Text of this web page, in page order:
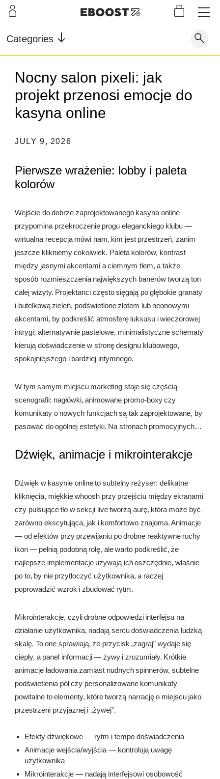
LEARN
Our Story
Testimonials
INFO
Store Locator
Rewards
OUR
Supe
r Fuel
Supe
Powd
er
Pre-
Work
out
Reco
very
Shop
Our Story
Blog
Testimonials
FAQ
STORE LOCATOR
REWARDS
REVIEWS
Categories
Nocny salon pixeli: jak
projekt przenosi emocje do
kasyna online
JULY 9, 2026
Pierwsze wrażenie: lobby i paleta
kolorów
Wejście do dobrze zaprojektowanego kasyna online
przypomina przekroczenie progu eleganckiego klubu —
wirtualna recepcja mówi nam, kim jest przestrzeń, zanim
jeszcze klikniemy cokolwiek. Paleta kolorów, kontrast
między jasnymi akcentami a ciemnym tłem, a także
sposób rozmieszczenia największych banerów tworzą ton
całej wizyty. Projektanci często sięgają po głębokie granaty
i butelkową zieleń, podświetlone złotem lub neonowymi
akcentami, by podkreślić atmosferę luksusu i wieczorowej
intrygi; alternatywnie pastelowe, minimalistyczne schematy
kierują doświadczenie w stronę designu klubowego,
spokojniejszego i bardziej intymnego.
W tym samym miejscu marketing staje się częścią
scenografii: nagłówki, animowane promo-boxy czy
komunikaty o nowych funkcjach są tak zaprojektowane, by
pasować do ogólnej estetyki. Na stronach promocyjnych
rejestrację bez depozytu, które same w sobie są
w layout i ton komunikacji.
Dźwięk, animacje i mikrointerakcje
Dźwięk w kasynie online to subtelny reżyser: delikatne
kliknięcia, miękkie whoosh przy przejściu między ekranami
czy pulsujące tło w sekcji live tworzą aurę, która może być
zarówno ekscytująca, jak i komfortowo znajoma. Animacje
— od efektów przy przewijaniu po drobne reaktywne ruchy
ikon — pełnią podobną rolę, ale warto podkreślić, że
najlepsze implementacje używają ich oszczędnie, właśnie
po to, by nie przytłoczyć użytkownika, a raczej
poprowadzić wzrok i zbudować rytm.
Mikrointerakcje, czyli drobne odpowiedzi interfejsu na
działanie użytkownika, nadają sercu doświadczenia ludzką
skalę. To one sprawiają, że przycisk „zagraj” wydaje się
ciepły, a panel informacji — żywy i zrozumiały. Krótkie
animacje ładowania zamiast nudnych spinnerów, subtelne
podświetlenia pól czy personalizowane komunikaty
powitalne to elementy, które tworzą narrację o miejscu jako
przestrzeni przyjaznej i „żywej”.
Efekty dźwiękowe — rytm i tempo doświadczenia
Animacje wejścia/wyjścia — kontrolują uwagę
użytkownika
Mikrointerakcje — nadają interfejsowi osobowość